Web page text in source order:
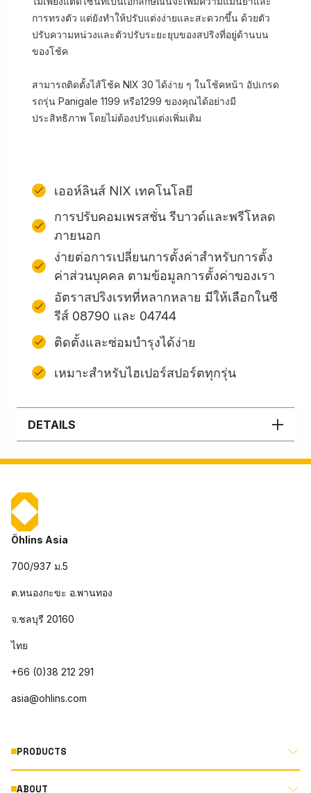
การทรงตัว แต่ยังทำให้ปรับแต่งง่ายและสะดวกขึ้น ด้วยตัว
ปรับความหน่วงและตัวปรับระยะยุบของสปริงที่อยู่ด้านบน
ของโช้ค
สามารถติดตั้งไส้โช้ค NIX 30 ได้ง่าย ๆ ในโช้คหน้า อัปเกรด
รถรุ่น Panigale 1199 หรือ1299 ของคุณได้อย่างมี
ประสิทธิภาพ โดยไม่ต้องปรับแต่งเพิ่มเติม​​​​​
เออห์ลินส์ NIX เทคโนโลยี
การปรับคอมเพรสชั่น รีบาวด์และพรีโหลด
ภายนอก
ง่ายต่อการเปลี่ยนการตั้งค่าสําหรับการตั้ง
ค่าส่วนบุคคล ตามข้อมูลการตั้งค่าของเรา
อัตราสปริงเรทที่หลากหลาย มีให้เลือกในซี
รีส์ 08790 และ 04744
ติดตั้งและซ่อมบํารุงได้ง่าย
เหมาะสำหรับไฮเปอร์สปอร์ตทุกรุ่น
DETAILS
Öhlins Asia
700/937 ม.5
ต.หนองกะขะ อ.พานทอง
จ.ชลบุรี 20160
ไทย
+66 (0)38 212 291
asia@ohlins.com
PRODUCTS
ABOUT